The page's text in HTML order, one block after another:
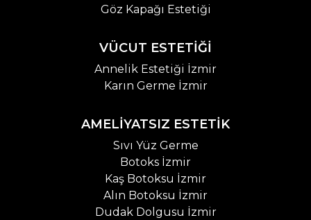
Göz Kapağı Estetiği
VÜCUT ESTETİĞİ
Annelik Estetiği İzmir
Karın Germe İzmir
AMELİYATSIZ ESTETİK
Sıvı Yüz Germe
Botoks İzmir
Kaş Botoksu İzmir
Alın Botoksu İzmir
Dudak Dolgusu İzmir